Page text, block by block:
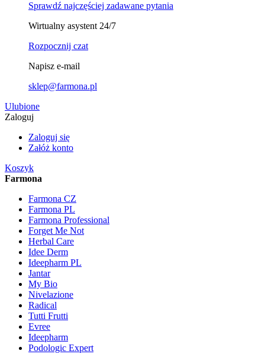
Sprawdź najczęściej zadawane pytania
Wirtualny asystent 24/7
Rozpocznij czat
Napisz e-mail
sklep@farmona.pl
Ulubione
Zaloguj
Zaloguj się
Załóż konto
Koszyk
Farmona
Farmona CZ
Farmona PL
Farmona Professional
Forget Me Not
Herbal Care
Idee Derm
Ideepharm PL
Jantar
My Bio
Nivelazione
Radical
Tutti Frutti
Evree
Ideepharm
Podologic Expert